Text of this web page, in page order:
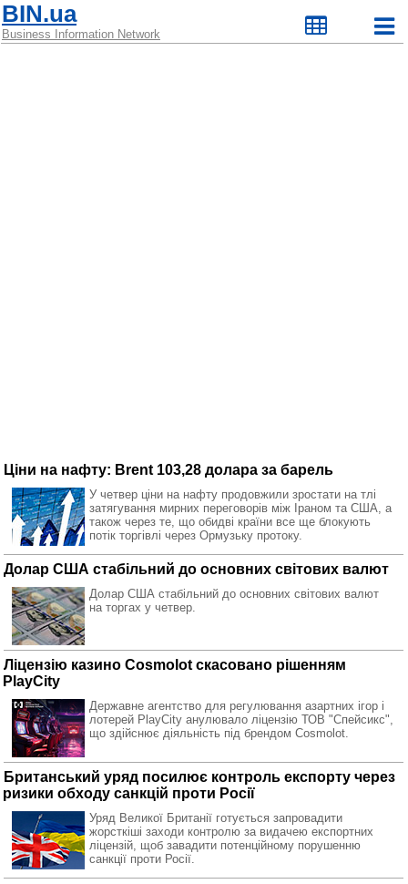
BIN.ua
Business Information Network
Ціни на нафту: Brent 103,28 долара за барель
У четвер ціни на нафту продовжили зростати на тлі
затягування мирних переговорів між Іраном та США, а
також через те, що обидві країни все ще блокують
потік торгівлі через Ормузьку протоку.
Долар США стабільний до основних світових валют
Долар США стабільний до основних світових валют
на торгах у четвер.
Ліцензію казино Cosmolot скасовано рішенням
PlayCity
Державне агентство для регулювання азартних ігор і
лотерей PlayCity анулювало ліцензію ТОВ "Спейсикс",
що здійснює діяльність під брендом Cosmolot.
Британський уряд посилює контроль експорту через
ризики обходу санкцій проти Росії
Уряд Великої Британії готується запровадити
жорсткіші заходи контролю за видачею експортних
ліцензій, щоб завадити потенційному порушенню
санкції проти Росії.